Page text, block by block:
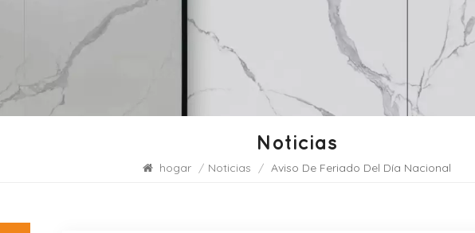
Noticias
hogar / Noticias / Aviso De Feriado Del Día Nacional